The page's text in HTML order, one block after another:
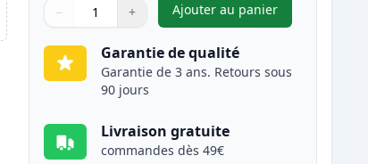
Quantité
Utilisez les boutons pour ajuster
− +
Quantité
Ajouter au panier
,Pack de 3 Brother
Garantie de qualité
Garantie de 3 ans. Retours sous
90 jours
Livraison gratuite
commandes dès 49€